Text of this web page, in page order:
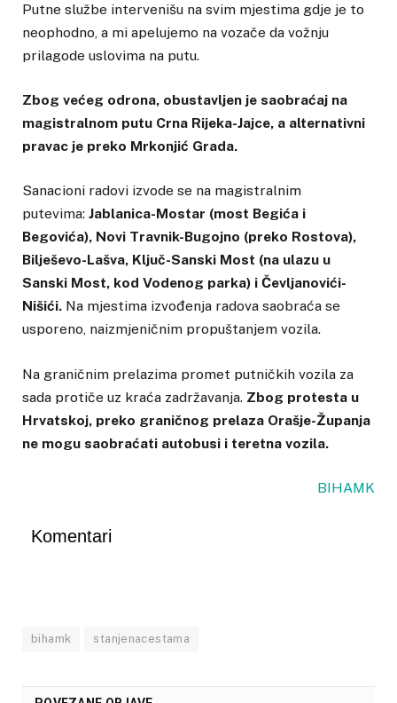
Putne službe intervenišu na svim mjestima gdje je to
neophodno, a mi apelujemo na vozače da vožnju
prilagode uslovima na putu.
Zbog većeg odrona, obustavljen je saobraćaj na
magistralnom putu Crna Rijeka-Jajce, a alternativni
pravac je preko Mrkonjić Grada.
Sanacioni radovi izvode se na magistralnim
putevima: Jablanica-Mostar (most Begića i
Begovića), Novi Travnik-Bugojno (preko Rostova),
Bilješevo-Lašva, Ključ-Sanski Most (na ulazu u
Sanski Most, kod Vodenog parka) i Čevljanovići-
Nišići. Na mjestima izvođenja radova saobraća se
usporeno, naizmjeničnim propuštanjem vozila.
Na graničnim prelazima promet putničkih vozila za
sada protiče uz kraća zadržavanja. Zbog protesta u
Hrvatskoj, preko graničnog prelaza Orašje-Županja
ne mogu saobraćati autobusi i teretna vozila.
BIHAMK
Komentari
bihamk stanjenacestama